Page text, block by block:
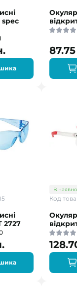
spec
2727
В
Код